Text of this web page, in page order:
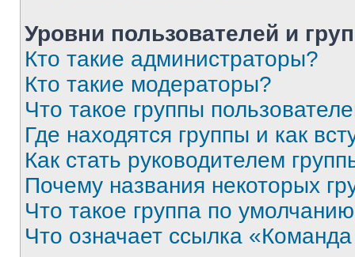
Уровни пользователей и
Кто такие администраторы?
Кто такие модераторы?
Что такое группы
Где находятся группы и как
Как стать руководителем
Почему названия некоторых
Что такое группа по
Что означает ссылка